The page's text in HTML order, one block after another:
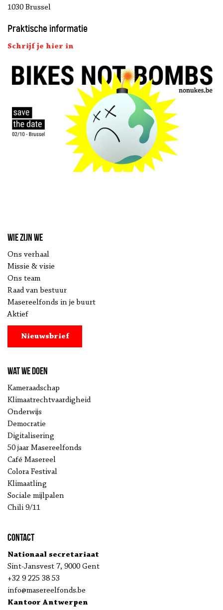
1030 Brussel
Praktische informatie
Schrijf je hier in
Wie zijn we
Ons verhaal
Missie & visie
Ons team
Raad van bestuur
Masereelfonds in je buurt
Aktief
Nieuwsbrief
Wat we doen
Kameraadschap
Klimaatrechtvaardigheid
Onderwijs
Democratie
Digitalisering
50 jaar Masereelfonds
Café Masereel
Colora Festival
Klimaatling
Sociale mijlpalen
Chili 9/11
Contact
Nationaal secretariaat
Sint-Jansvest 7, 9000 Gent
+32 9 225 38 53
info@masereelfonds.be
Kantoor Antwerpen